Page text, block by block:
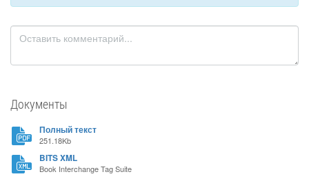
Документы
Полный текст
251.18Kb
BITS XML
Book Interchange Tag Suite